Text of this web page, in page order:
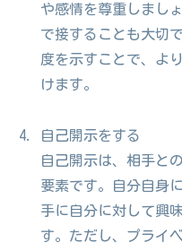
や感情を尊重しまし
で接することも大切
度を示すことで、よ
けます。
自己開示をする
自己開示は、相手と
要素です。自分自身
手に自分に対して興
す。ただし、プライ